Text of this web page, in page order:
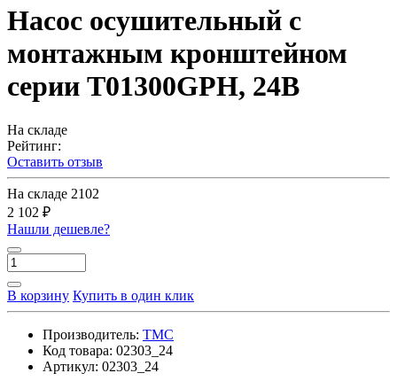
Насос осушительный с
монтажным кронштейном
серии Т01300GPH, 24В
На складе
Рейтинг:
Оставить отзыв
На складе 2102
2 102 ₽
Нашли дешевле?
В корзину Купить в один клик
Производитель: TMC
Код товара: 02303_24
Артикул: 02303_24